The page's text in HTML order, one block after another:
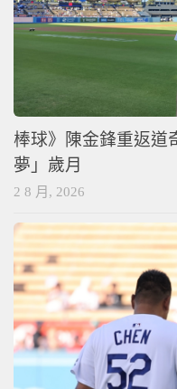
棒球》陳金鋒重返
夢」歲月
2 8 月, 2026